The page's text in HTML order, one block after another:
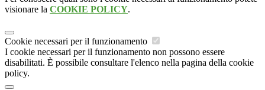
visionare la COOKIE POLICY.
Cookie necessari per il funzionamento
I cookie necessari per il funzionamento non possono essere
disabilitati. È possibile consultare l'elenco nella pagina della cookie
policy.